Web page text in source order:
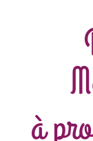
à